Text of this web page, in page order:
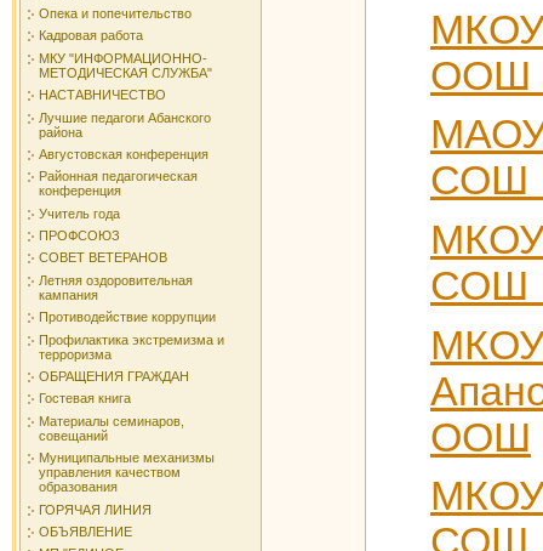
Опека и попечительство
Кадровая работа
МКУ "ИНФОРМАЦИОННО-
МЕТОДИЧЕСКАЯ СЛУЖБА"
НАСТАВНИЧЕСТВО
Лучшие педагоги Абанского
района
Августовская конференция
Районная педагогическая
конференция
Учитель года
ПРОФСОЮЗ
СОВЕТ ВЕТЕРАНОВ
Летняя оздоровительная
кампания
Противодействие коррупции
Профилактика экстремизма и
терроризма
ОБРАЩЕНИЯ ГРАЖДАН
Гостевая книга
Материалы семинаров,
совещаний
Муниципальные механизмы
управления качеством
образования
ГОРЯЧАЯ ЛИНИЯ
ОБЪЯВЛЕНИЕ
ООШ
СОШ
СОШ
ООШ